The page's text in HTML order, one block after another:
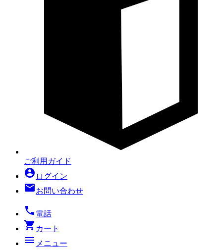
ご利用ガイド
account_circle ログイン
mailお問い合わせ
local_phone 電話
shopping_cart カート
menu メニュー